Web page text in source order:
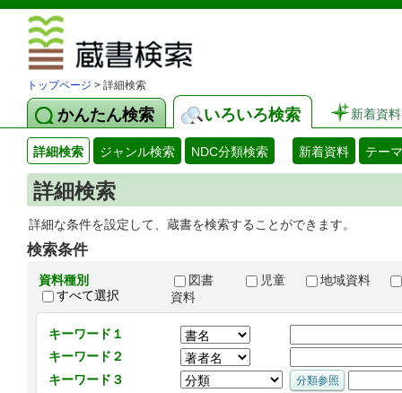
トップページ > 詳細検索
かんたん検索 いろいろ検索 新着資料
詳細検索 ジャンル検索 NDC分類検索 新着資料 テー
詳細検索
詳細な条件を設定して、蔵書を検索することができます。
検索条件
資料種別
すべて選択
図書 児童
地域資料
資料
キーワード１
キーワード２
キーワード３